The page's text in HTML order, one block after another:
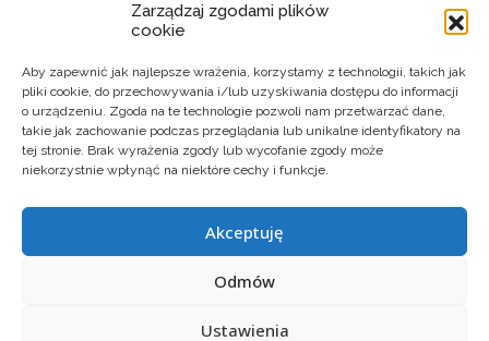
Zarządzaj zgodami plików
cookie
Aby zapewnić jak najlepsze wrażenia, korzystamy z technologii, takich jak
pliki cookie, do przechowywania i/lub uzyskiwania dostępu do informacji
o urządzeniu. Zgoda na te technologie pozwoli nam przetwarzać dane,
takie jak zachowanie podczas przeglądania lub unikalne identyfikatory na
tej stronie. Brak wyrażenia zgody lub wycofanie zgody może
niekorzystnie wpłynąć na niektóre cechy i funkcje.
Akceptuję
Odmów
Ustawienia
O Firmie
Przełomowe terapie
Innowacyjne formulacje